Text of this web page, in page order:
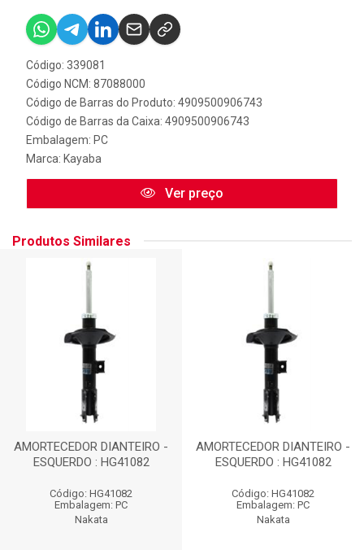
Código: 339081
Código NCM: 87088000
Código de Barras do Produto: 4909500906743
Código de Barras da Caixa: 4909500906743
Embalagem: PC
Marca: Kayaba
Ver preço
Produtos Similares
AMORTECEDOR DIANTEIRO -
ESQUERDO : HG41082
Código: HG41082
Embalagem: PC
Nakata
AMORTECEDOR DIANTEIRO -
ESQUERDO : HG41082
Código: HG41082
Embalagem: PC
Nakata